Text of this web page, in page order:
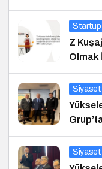
Startup
Z
Olmak
Siyaset
Siyaset